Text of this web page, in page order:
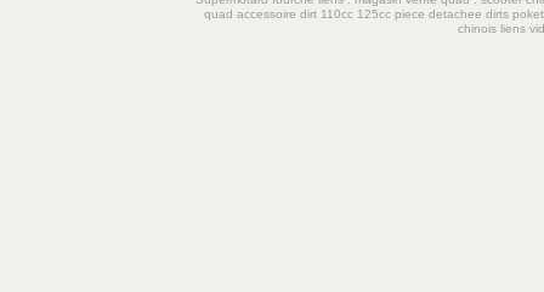
quad accessoire dirt 110cc 125cc piece detachee dirts
chinois liens